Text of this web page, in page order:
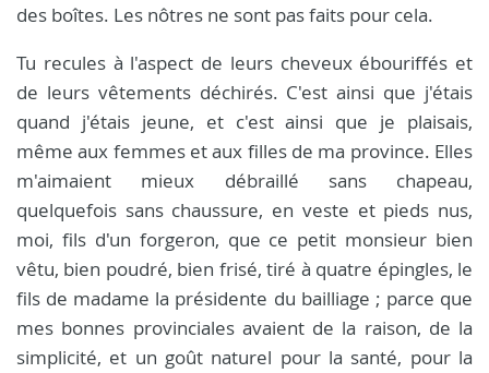
des boîtes. Les nôtres ne sont pas faits pour cela.
Tu recules à l'aspect de leurs cheveux ébouriffés et
de leurs vêtements déchirés. C'est ainsi que j'étais
quand j'étais jeune, et c'est ainsi que je plaisais,
même aux femmes et aux filles de ma province. Elles
m'aimaient mieux débraillé sans chapeau,
quelquefois sans chaussure, en veste et pieds nus,
moi, fils d'un forgeron, que ce petit monsieur bien
vêtu, bien poudré, bien frisé, tiré à quatre épingles, le
fils de madame la présidente du bailliage ; parce que
mes bonnes provinciales avaient de la raison, de la
simplicité, et un goût naturel pour la santé, pour la